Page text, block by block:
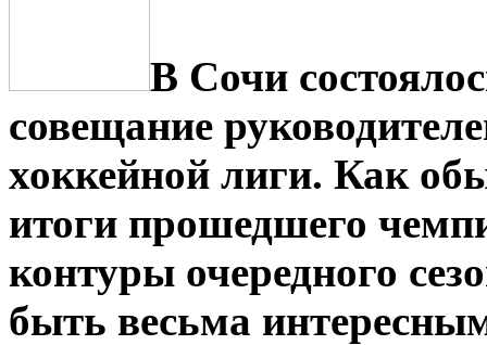
В Сочи
совещание
хоккейной лиги. Как
итоги прошедшего
контуры очередного
быть весьма